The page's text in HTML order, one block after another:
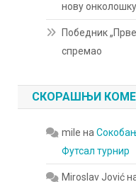
нову
Победник
спремао
СКОРАШЊИ
mile на
Футсал турнир
Miroslav Jović